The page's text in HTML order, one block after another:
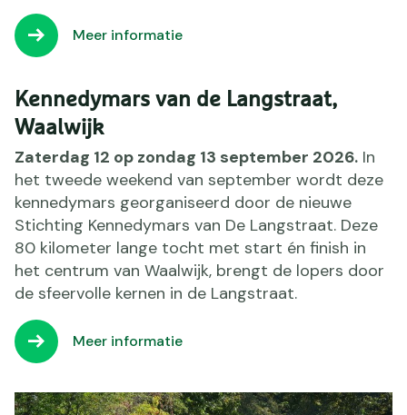
Meer informatie
Kennedymars van de Langstraat,
Waalwijk
Zaterdag 12 op zondag 13 september 2026. In
het tweede weekend van september wordt deze
kennedymars georganiseerd door de nieuwe
Stichting Kennedymars van De Langstraat. Deze
80 kilometer lange tocht met start én finish in
het centrum van Waalwijk, brengt de lopers door
de sfeervolle kernen in de Langstraat.
Meer informatie